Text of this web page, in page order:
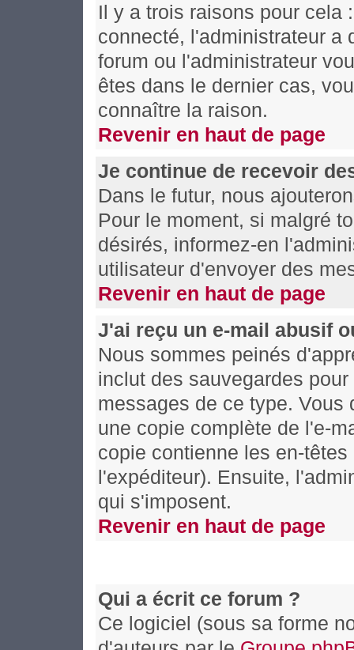
Il y a trois raisons pour cela
connecté, l'administrateur a
forum ou l'administrateur
êtes dans le dernier cas,
connaître la raison.
Revenir en haut de page
Je continue de recevoir
Dans le futur, nous
Pour le moment, si malgré
désirés, informez-en
utilisateur d'envoyer des
Revenir en haut de page
J'ai reçu un e-mail abusif
Nous sommes peinés
inclut des sauvegardes
messages de ce type.
une copie complète de l'e-
copie contienne les en-
l'expéditeur). Ensuite,
qui s'imposent.
Revenir en haut de page
Qui a écrit ce forum ?
Ce logiciel (sous sa forme